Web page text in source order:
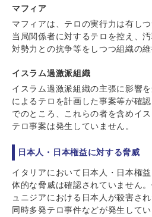
マフィア
マフィアは、テロの実行力は有し
当局関係者に対するテロを控え、
対勢力との抗争等をしつつ組織の維
イスラム過激派組織
イスラム過激派組織の主張に影響
によるテロを計画した事案等が確
でのところ、これらの者を含めイ
テロ事案は発生していません。
日本人・日本権益に対する脅威
イタリアにおいて日本人・日本権
体的な脅威は確認されていません
ュニジアにおける日本人が殺害さ
同時多発テロ事件などが発生して